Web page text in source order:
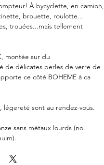
À bycyclette, en camion,
brouette, roulotte...
trouées...mais tellement
montée sur du
de délicates perles de verre de
ce côté BOHEME à ca
légereté sont au rendez-vous.
sans métaux lourds (no